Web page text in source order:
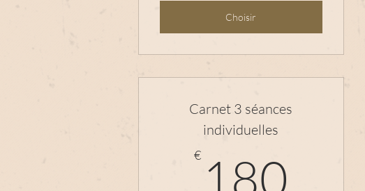
Choisir
Carnet 3 séances
individuelles
€ 180